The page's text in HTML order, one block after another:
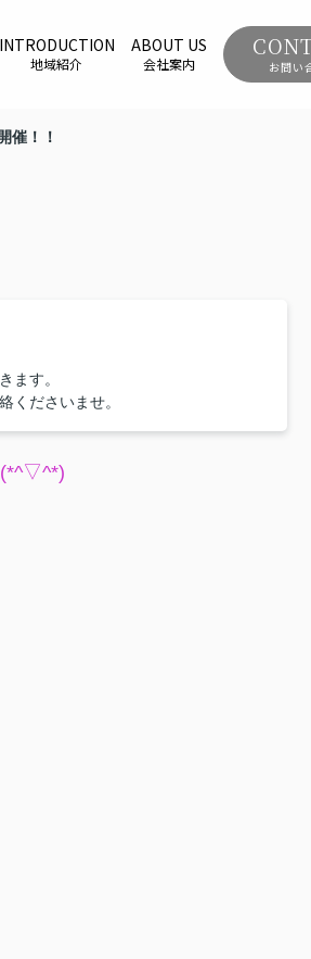
INTRODUCTION
地域紹介
ABOUT US
会社案内 お問い
催！！
ます。
くださいませ。
(*^▽^*)